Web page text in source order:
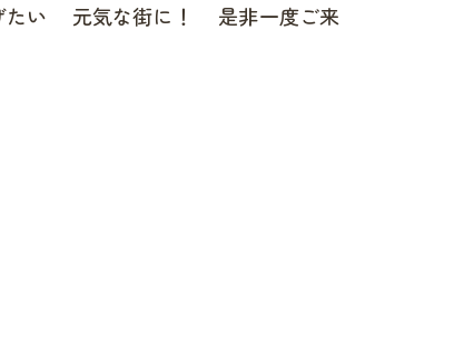
たい 元気な街に！ 是非一度ご来